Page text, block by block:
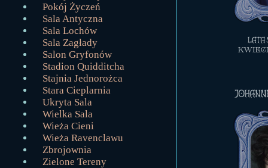
Pokój Życzeń
Sala Antyczna
Sala Lochów
Sala Zagłady
Salon Gryfonów
Stadion Quidditcha
Stajnia Jednorożca
Stara Cieplarnia
Ukryta Sala
Wielka Sala
Wieża Cieni
Wieża Ravenclawu
Zbrojownia
Zielone Tereny